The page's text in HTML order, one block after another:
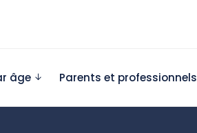
âge Parents et professionnels